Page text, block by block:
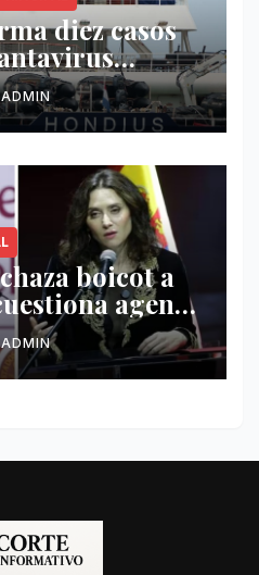
diez casos
MV
ADMIN
boicot a
agenda
española
ADMIN